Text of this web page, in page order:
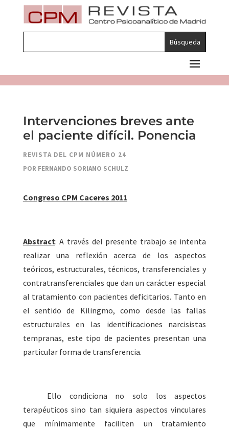
Intervenciones breves ante
el paciente difícil. Ponencia
REVISTA DEL CPM NÚMERO 24
POR FERNANDO SORIANO SCHULZ
Congreso CPM Caceres 2011
Abstract: A través del presente trabajo se intenta
realizar una reflexión acerca de los aspectos
teóricos, estructurales, técnicos, transferenciales y
contratransferenciales que dan un carácter especial
al tratamiento con pacientes deficitarios. Tanto en
el sentido de Kilingmo, como desde las fallas
estructurales en las identificaciones narcisistas
tempranas, este tipo de pacientes presentan una
particular forma de transferencia.
Ello condiciona no solo los aspectos
terapéuticos sino tan siquiera aspectos vinculares
que mínimamente faciliten un tratamiento